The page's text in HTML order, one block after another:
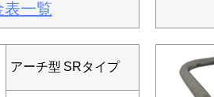
表一覧
アーチ型 SRタイプ